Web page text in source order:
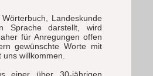
Landeskunde
Sprache darstellt, wird
für Anregungen offen
gewünschte Worte mit
willkommen.